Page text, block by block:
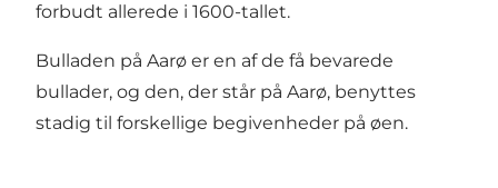
forbudt allerede i 1600-tallet.
Bulladen på Aarø er en af de få bevarede
bullader, og den, der står på Aarø, benyttes
stadig til forskellige begivenheder på øen.